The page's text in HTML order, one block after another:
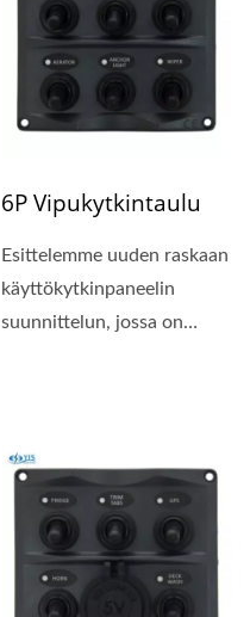
6P Vipukytkintaulu
Esittelemme uuden raskaan
käyttökytkinpaneelin
suunnittelun, jossa on